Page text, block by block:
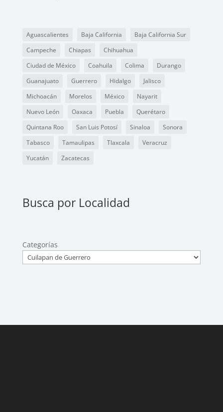
Aguascalientes Baja California
Baja California Sur
Campeche
Chiapas
Chihuahua
Ciudad de México
Coahuila Colima
Durango
Guanajuato
Guerrero Hidalgo
Jalisco
Michoacán
Morelos México
Nayarit
Nuevo León
Oaxaca Puebla
Querétaro
Quintana Roo
San Luis Potosí Sinaloa
Sonora
Tabasco
Tamaulipas Tlaxcala
Veracruz
Yucatán
Zacatecas
Busca por Localidad
Categorías